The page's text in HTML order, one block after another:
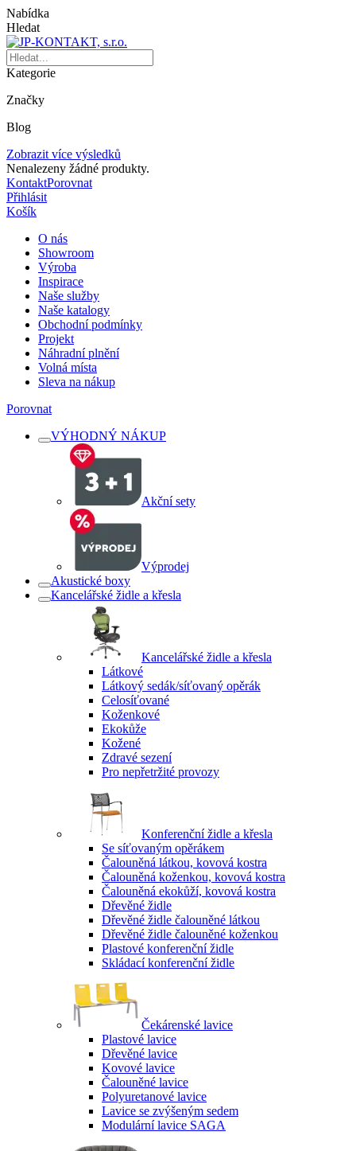
Nabídka
Hledat
Kategorie
Značky
Blog
Zobrazit více výsledků
Nenalezeny žádné produkty.
KontaktPorovnat
Přihlásit
Košík
O nás
Showroom
Výroba
Inspirace
Naše služby
Naše katalogy
Obchodní podmínky
Projekt
Náhradní plnění
Volná místa
Sleva na nákup
Porovnat
VÝHODNÝ NÁKUP
Akční sety
Výprodej
Akustické boxy
Kancelářské židle a křesla
Kancelářské židle a křesla
Látkové
Látkový sedák/síťovaný opěrák
Celosíťované
Koženkové
Ekokůže
Kožené
Zdravé sezení
Pro nepřetržité provozy
Konferenční židle a křesla
Se síťovaným opěrákem
Čalouněná látkou, kovová kostra
Čalouněná koženkou, kovová kostra
Čalouněná ekokůží, kovová kostra
Dřevěné židle
Dřevěné židle čalouněné látkou
Dřevěné židle čalouněné koženkou
Plastové konferenční židle
Skládací konferenční židle
Čekárenské lavice
Plastové lavice
Dřevěné lavice
Kovové lavice
Čalouněné lavice
Polyuretanové lavice
Lavice se zvýšeným sedem
Modulární lavice SAGA